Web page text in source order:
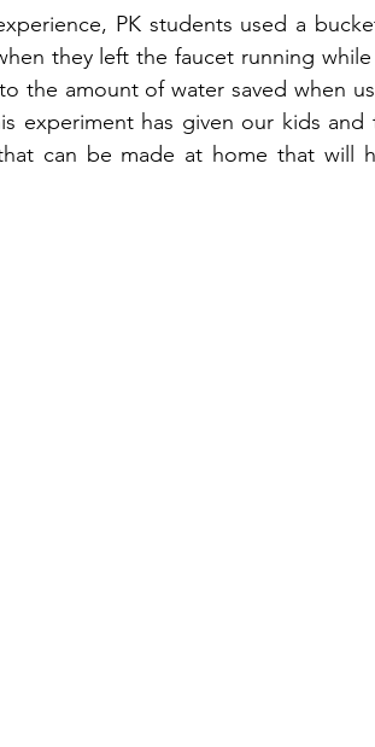
PK students used a
they left the faucet running
the amount of water saved when
experiment has given our kids and
can be made at home that will